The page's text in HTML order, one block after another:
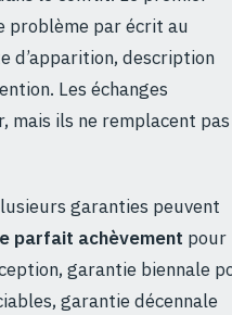
problème par écrit au
d’apparition, description
Les échanges
mais ils ne remplacent pas
garanties peuvent
parfait achèvement pour
garantie biennale
garantie décennale